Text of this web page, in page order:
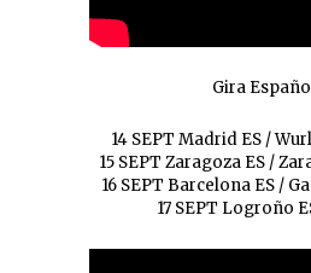
Gira
14 SEPT Madrid ES /
15 SEPT Zaragoza ES /
16 SEPT Barcelona ES /
17 SEPT Logroño